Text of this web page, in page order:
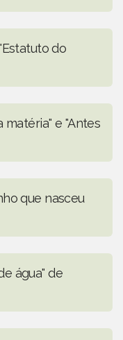
do
matéria" e "Antes
que nasceu
água" de